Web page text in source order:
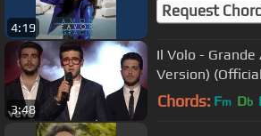
4:19
Request
3:48
Il Volo - Grande
Version)
Chords: Fm Db